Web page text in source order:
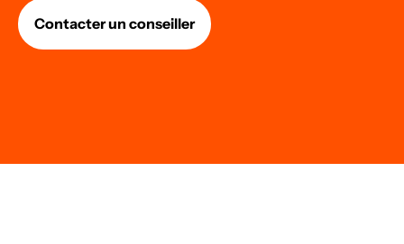
Contacter un conseiller